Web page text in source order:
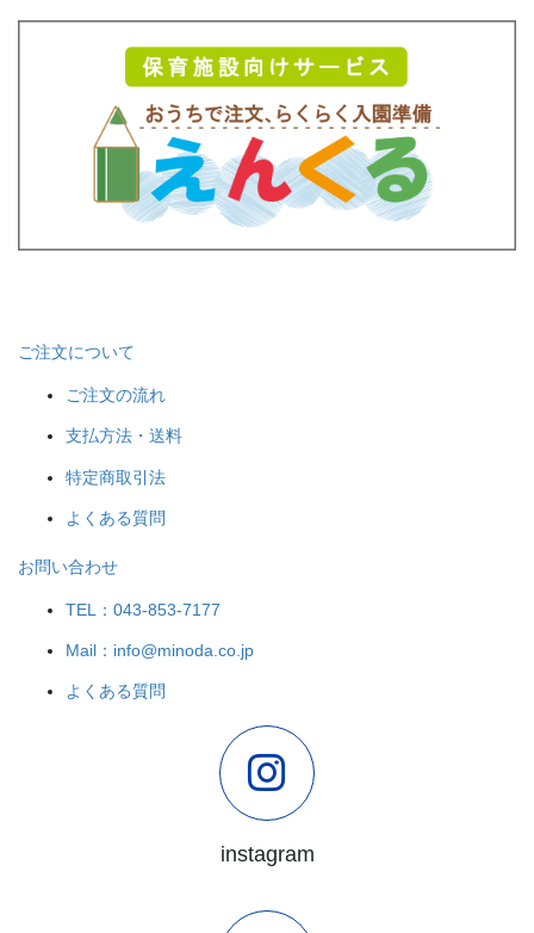
ご注文について
ご注文の流れ
支払方法・送料
特定商取引法
よくある質問
お問い合わせ
TEL：043-853-7177
Mail：info@minoda.co.jp
よくある質問
instagram